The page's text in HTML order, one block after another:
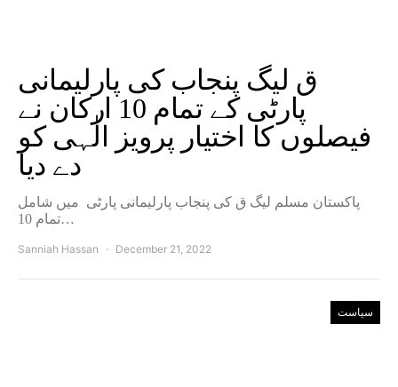
ق لیگ پنجاب کی پارلیمانی
پارٹی کے تمام 10 ارکان نے
فیصلوں کا اختیار پرویز الٰہی کو
دے دیا
پاکستان مسلم لیگ ق کی پنجاب پارلیمانی پارٹی میں شامل
تمام 10…
Sanniah Hassan December 21, 2022
سیاست